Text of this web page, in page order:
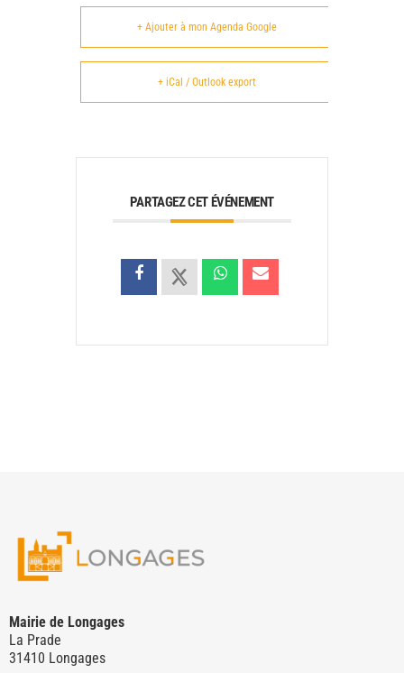
+ Ajouter à mon Agenda Google
+ iCal / Outlook export
PARTAGEZ CET ÉVÉNEMENT
Mairie de Longages
La Prade
31410 Longages